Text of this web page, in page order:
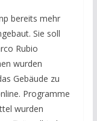
bereits mehr
Sie soll
Rubio
wurden
Gebäude zu
Programme
wurden